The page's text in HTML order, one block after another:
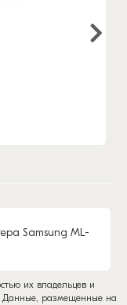
Samsung ML-
их владельцев и
Данные, размещенные на